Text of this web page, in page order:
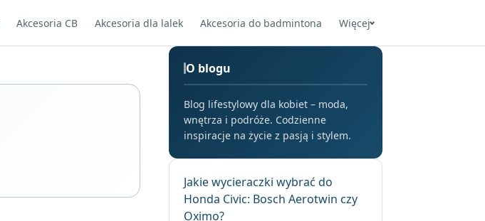
Akcesoria CB Akcesoria dla lalek Akcesoria do badmintona Więcej
O blogu
Blog lifestylowy dla kobiet – moda,
wnętrza i podróże. Codzienne
inspiracje na życie z pasją i stylem.
Jakie wycieraczki wybrać do
Honda Civic: Bosch Aerotwin czy
Oximo?